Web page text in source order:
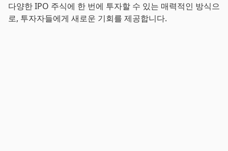
다양한 IPO 주식에 한 번에 투자할 수 있는 매력적인 방식으
로, 투자자들에게 새로운 기회를 제공합니다.